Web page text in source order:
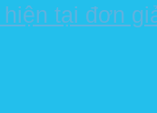
tại đơn